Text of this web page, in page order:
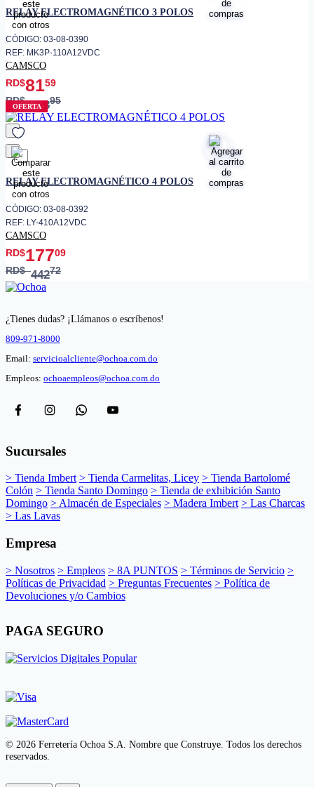
RELAY ELECTROMAGNÉTICO 3 POLOS
CÓDIGO: 03-08-0390
REF: MK3P-110A12VDC
CAMSCO
RD$8159
RD$20395
OFERTA
favorito
RELAY ELECTROMAGNÉTICO 4 POLOS
CÓDIGO: 03-08-0392
REF: LY-410A12VDC
CAMSCO
RD$17709
RD$44272
¿Tienes dudas? ¡Llámanos o escríbenos!
809-971-8000
Email: servicioalcliente@ochoa.com.do
Empleos: ochoaempleos@ochoa.com.do
Sucursales
> Tienda Imbert > Tienda Carmelitas, Licey > Tienda Bartolomé
Colón > Tienda Santo Domingo > Tienda de exhibición Santo
Domingo > Almacén de Especiales > Madera Imbert > Las Charcas
> Las Lavas
Empresa
> Nosotros > Empleos > 8A PUNTOS > Términos de Servicio >
Políticas de Privacidad > Preguntas Frecuentes > Política de
Devoluciones y/o Cambios
PAGA SEGURO
© 2026 Ferretería Ochoa S.A. Nombre que Construye. Todos los derechos
reservados.